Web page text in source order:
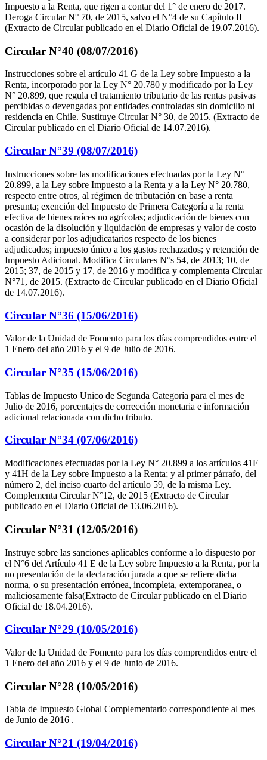
Impuesto a la Renta, que rigen a contar del 1° de enero de 2017.
Deroga Circular N° 70, de 2015, salvo el N°4 de su Capítulo II
(Extracto de Circular publicado en el Diario Oficial de 19.07.2016).
Circular N°40 (08/07/2016)
Instrucciones sobre el artículo 41 G de la Ley sobre Impuesto a la
Renta, incorporado por la Ley N° 20.780 y modificado por la Ley
N° 20.899, que regula el tratamiento tributario de las rentas pasivas
percibidas o devengadas por entidades controladas sin domicilio ni
residencia en Chile. Sustituye Circular N° 30, de 2015. (Extracto de
Circular publicado en el Diario Oficial de 14.07.2016).
Circular N°39 (08/07/2016)
Instrucciones sobre las modificaciones efectuadas por la Ley N°
20.899, a la Ley sobre Impuesto a la Renta y a la Ley N° 20.780,
respecto entre otros, al régimen de tributación en base a renta
presunta; exención del Impuesto de Primera Categoría a la renta
efectiva de bienes raíces no agrícolas; adjudicación de bienes con
ocasión de la disolución y liquidación de empresas y valor de costo
a considerar por los adjudicatarios respecto de los bienes
adjudicados; impuesto único a los gastos rechazados; y retención de
Impuesto Adicional. Modifica Circulares N°s 54, de 2013; 10, de
2015; 37, de 2015 y 17, de 2016 y modifica y complementa Circular
N°71, de 2015. (Extracto de Circular publicado en el Diario Oficial
de 14.07.2016).
Circular N°36 (15/06/2016)
Valor de la Unidad de Fomento para los días comprendidos entre el
1 Enero del año 2016 y el 9 de Julio de 2016.
Circular N°35 (15/06/2016)
Tablas de Impuesto Unico de Segunda Categoría para el mes de
Julio de 2016, porcentajes de corrección monetaria e información
adicional relacionada con dicho tributo.
Circular N°34 (07/06/2016)
Modificaciones efectuadas por la Ley N° 20.899 a los artículos 41F
y 41H de la Ley sobre Impuesto a la Renta; y al primer párrafo, del
número 2, del inciso cuarto del artículo 59, de la misma Ley.
Complementa Circular N°12, de 2015 (Extracto de Circular
publicado en el Diario Oficial de 13.06.2016).
Circular N°31 (12/05/2016)
Instruye sobre las sanciones aplicables conforme a lo dispuesto por
el N°6 del Artículo 41 E de la Ley sobre Impuesto a la Renta, por la
no presentación de la declaración jurada a que se refiere dicha
norma, o su presentación errónea, incompleta, extemporanea, o
maliciosamente falsa(Extracto de Circular publicado en el Diario
Oficial de 18.04.2016).
Circular N°29 (10/05/2016)
Valor de la Unidad de Fomento para los días comprendidos entre el
1 Enero del año 2016 y el 9 de Junio de 2016.
Circular N°28 (10/05/2016)
Tabla de Impuesto Global Complementario correspondiente al mes
de Junio de 2016 .
Circular N°21 (19/04/2016)